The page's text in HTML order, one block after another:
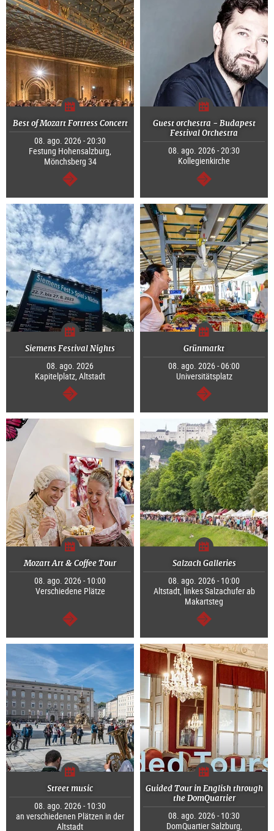
Best of Mozart Fortress Concert
08. ago. 2026 - 20:30
Festung Hohensalzburg,
Mönchsberg 34
segue
Guest orchestra - Budapest
Festival Orchestra
08. ago. 2026 - 20:30
Kollegienkirche
segue
Siemens Festival Nights
08. ago. 2026
Kapitelplatz, Altstadt
segue
Grünmarkt
08. ago. 2026 - 06:00
Universitätsplatz
segue
Mozart Art & Coffee Tour
08. ago. 2026 - 10:00
Verschiedene Plätze
segue
Salzach Galleries
08. ago. 2026 - 10:00
Altstadt, linkes Salzachufer ab
Makartsteg
segue
Street music
08. ago. 2026 - 10:30
an verschiedenen Plätzen in der
Altstadt
Guided Tour in English through
the DomQuartier
08. ago. 2026 - 10:30
DomQuartier Salzburg,